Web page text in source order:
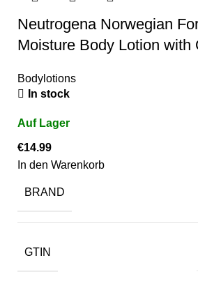
Neutrogena Norwegian
Moisture Body Lotion with
Bodylotions
In stock
€14.99
In den Warenkorb
BRAND
GTIN